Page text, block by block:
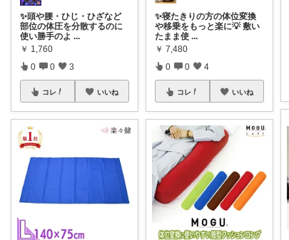
✨️頭や腰・ひじ・ひざなど
部位の体圧を分散するのに
使い勝手のよ ...
￥ 1,760
0 0 3
コレ いいね
✨寝たきりの方の体位変換
や移乗をもっと楽に💡 敷い
たまま使 ...
￥ 7,480
0 0 4
コレ いいね